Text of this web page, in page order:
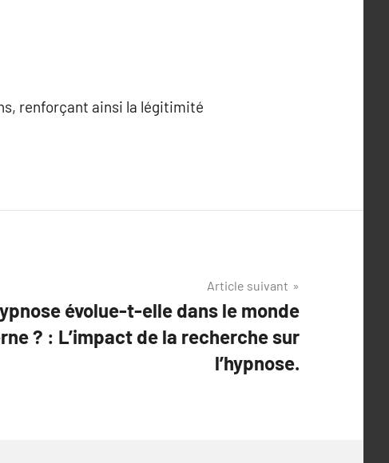
renforçant ainsi la légitimité
Article suivant
évolue-t-elle dans le monde
? : L’impact de la recherche sur
l’hypnose.